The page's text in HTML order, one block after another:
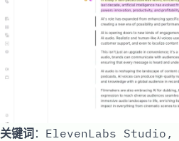
关键词：ElevenLabs Studio,